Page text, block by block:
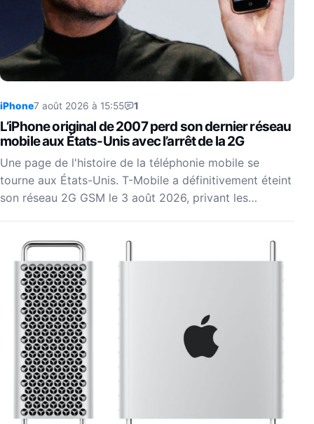
iPhone7 août 2026 à 15:55 1
L’iPhone original de 2007 perd son dernier réseau
mobile aux États-Unis avec l’arrêt de la 2G
Une page de l'histoire de la téléphonie mobile se
tourne aux États-Unis. T-Mobile a définitivement éteint
son réseau 2G GSM le 3 août 2026, privant les…